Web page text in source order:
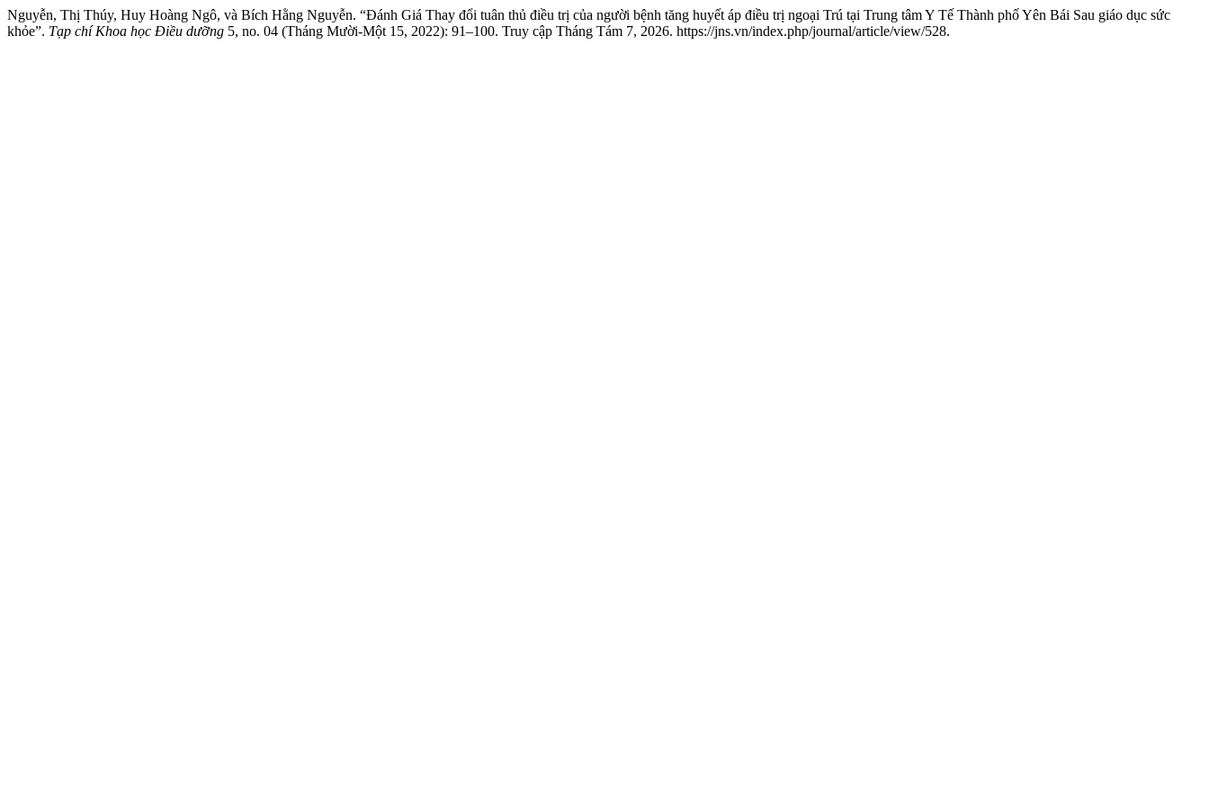
Nguyễn, Thị Thúy, Huy Hoàng Ngô, và Bích Hằng Nguyễn. “Đánh Giá Thay đổi tuân thủ điều trị của người bệnh tăng huyết áp điều trị ngoại Trú tại Trung tâm Y Tế Thành phố Yên Bái Sau giáo dục sức
khỏe”. Tạp chí Khoa học Điều dưỡng 5, no. 04 (Tháng Mười-Một 15, 2022): 91–100. Truy cập Tháng Tám 7, 2026. https://jns.vn/index.php/journal/article/view/528.